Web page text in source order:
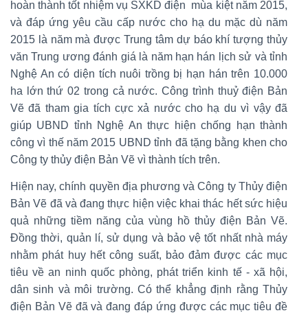
hoàn thành tốt nhiệm vụ SXKD điện mùa kiệt năm 2015,
và đáp ứng yêu cầu cấp nước cho hạ du mặc dù năm
2015 là năm mà được Trung tâm dự báo khí tượng thủy
văn Trung ương đánh giá là năm hạn hán lịch sử và tỉnh
Nghệ An có diện tích nuôi trồng bị hạn hán trên 10.000
ha lớn thứ 02 trong cả nước. Công trình thuỷ điện Bản
Vẽ đã tham gia tích cực xả nước cho hạ du vì vậy đã
giúp UBND tỉnh Nghệ An thực hiện chống hạn thành
công vì thế năm 2015 UBND tỉnh đã tặng bằng khen cho
Công ty thủy điện Bản Vẽ vì thành tích trên.
Hiện nay, chính quyền địa phương và Công ty Thủy điện
Bản Vẽ đã và đang thực hiện việc khai thác hết sức hiệu
quả những tiềm năng của vùng hồ thủy điện Bản Vẽ.
Đồng thời, quản lí, sử dụng và bảo vệ tốt nhất nhà máy
nhằm phát huy hết công suất, bảo đảm được các mục
tiêu về an ninh quốc phòng, phát triển kinh tế - xã hội,
dân sinh và môi trường. Có thể khẳng định rằng Thủy
điện Bản Vẽ đã và đang đáp ứng được các mục tiêu đề